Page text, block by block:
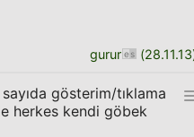
gurur (28.11.13
gösterim/tıklama
herkes kendi göbek